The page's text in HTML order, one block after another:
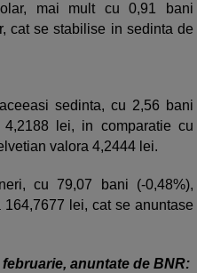
mai mult cu 0,91 bani
cat se stabilise in sedinta de
sedinta, cu 2,56 bani
lei, in comparatie cu
valora 4,2444 lei.
cu 79,07 bani (-0,48%),
lei, cat se anuntase
anuntate de BNR: